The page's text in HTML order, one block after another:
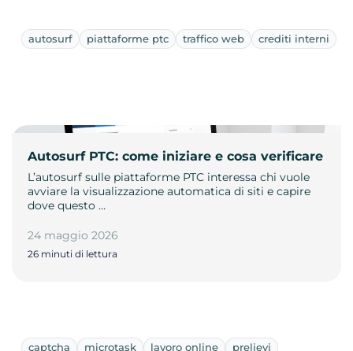
autosurf piattaforme ptc traffico web crediti interni
Autosurf PTC: come iniziare e cosa verificare
L’autosurf sulle piattaforme PTC interessa chi vuole
avviare la visualizzazione automatica di siti e capire
dove questo …
24 maggio 2026
26 minuti di lettura
captcha microtask lavoro online prelievi